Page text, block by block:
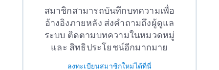
สมาชิกสามารถบันทึกบทความเพื่อ
อ้างอิงภายหลัง ส่งคำถามถึงผู้ดูแล
ระบบ ติดตามบทความในหมวดหมู่
และ สิทธิประโยชน์อีกมากมาย
ลงทะเบียนสมาชิกใหม่ได้ที่นี่